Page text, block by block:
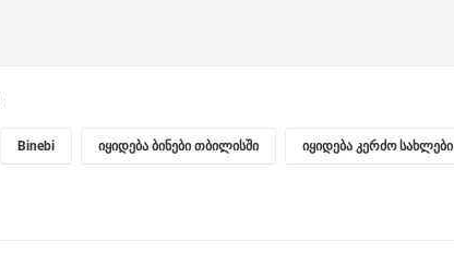
Binebi იყიდება ბინები თბილისში იყიდება კერძო სახლები